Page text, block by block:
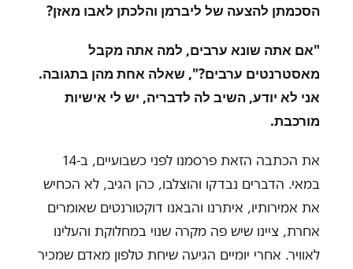
הסכמתן להצעה של ליברמן והלכתן לאבו מאזן?
"אם אתה שונא ערבים, למה אתה מקבל
מאסטרנטים ערבים?", שאלה אחת מהן בתגובה.
אני לא יודע, השיב לה לדבריה, יש לי אישיות
מורכבת.
את הכתבה הזאת פרסמנו לפני כשבועיים, ב-14
במאי. הדברים נבדקו והוצלבו, כהן הגיב, לא הכחיש
את אמירותיו, איתרנו והבאנו דוקטורנטים שאומרים
אחרת, ציינו שיש פה מקרה שנוי במחלוקת והעלינו
לאוויר. אחרי יומיים הגיעה שיחת טלפון מאדם שמכיר